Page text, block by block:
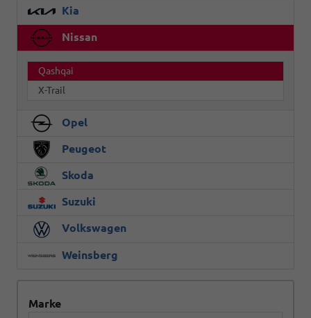
Kia
Nissan
Qashqai
X-Trail
Opel
Peugeot
Skoda
Suzuki
Volkswagen
Weinsberg
Marke